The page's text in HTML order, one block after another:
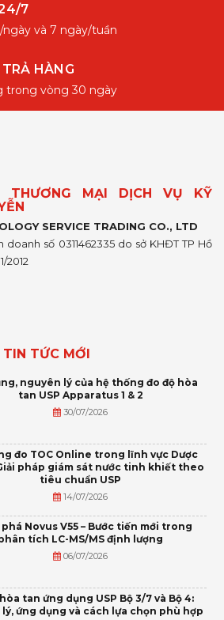
7
ngày và 7 ngày/tuần
HÀNG
trong vòng 30 ngày
THƯƠNG MẠI DỊCH VỤ KỸ
SERVICE TRADING CO., LTD
số 0311462335 do sở KHĐT TP Hồ
2012
TIN TỨC MỚI
nguyên lý của hệ thống đo độ hòa
tan USP Apparatus 1 & 2
30/07/2026
đo TOC Online trong lĩnh vực Dược
pháp giám sát nước tinh khiết theo
tiêu chuẩn USP
14/07/2026
phá Novus V55 – Bước tiến mới trong
tích LC-MS/MS định lượng
06/07/2026
tan ứng dụng USP Bộ 3/7 và Bộ 4:
ứng dụng và cách lựa chọn phù hợp